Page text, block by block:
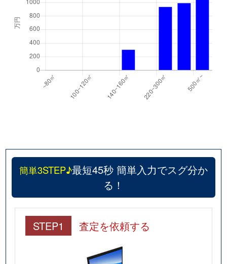
簡単3STEP♪最短45秒 簡単入力でスグ分か
る！
STEP1 査定を依頼する